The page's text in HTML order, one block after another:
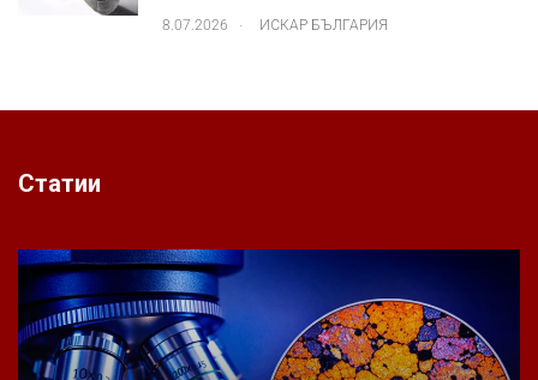
8.07.2026 . ИСКАР БЪЛГАРИЯ
Статии